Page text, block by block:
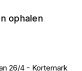
ophalen
26/4 - Kortemark